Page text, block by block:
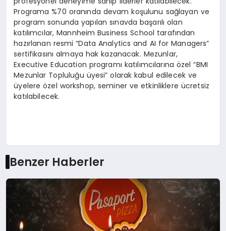
Programa %70 oranında devam koşulunu sağlayan ve
program sonunda yapılan sınavda başarılı olan
katılımcılar, Mannheim Business School tarafından
hazırlanan resmi “Data Analytics and AI for Managers”
sertifikasını almaya hak kazanacak. Mezunlar,
Executive Education programı katılımcılarına özel “BMI
Mezunlar Topluluğu üyesi” olarak kabul edilecek ve
üyelere özel workshop, seminer ve etkinliklere ücretsiz
katılabilecek.
Benzer Haberler